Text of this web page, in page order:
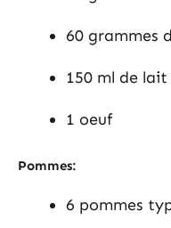
60 grammes
150 ml de
1 oeuf
Pommes:
6 pommes